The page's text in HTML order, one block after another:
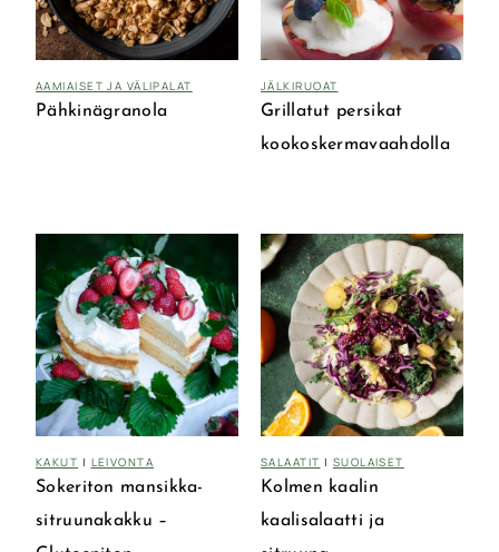
AAMIAISET JA VÄLIPALAT
Pähkinägranola
JÄLKIRUOAT
Grillatut persikat
kookoskermavaahdolla
KAKUT | LEIVONTA
Sokeriton mansikka-
sitruunakakku –
SALAATIT | SUOLAISET
Kolmen kaalin
kaalisalaatti ja